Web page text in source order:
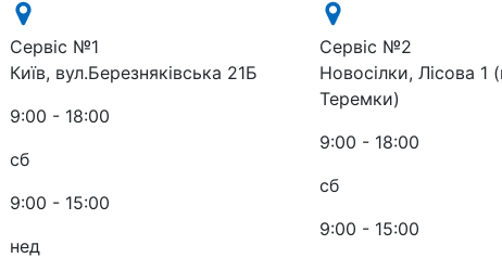
Сервіс №1
Київ, вул.Березняківська 21Б
9:00 - 18:00
сб
9:00 - 15:00
нед
Сервіс №2
Новосілки, Лісова 1
Теремки)
9:00 - 18:00
сб
9:00 - 15:00